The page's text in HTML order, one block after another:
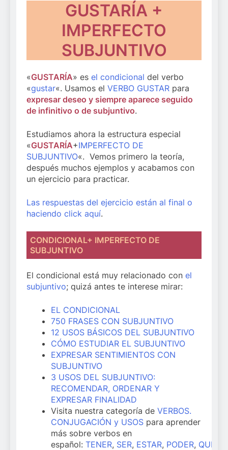
GUSTARÍA +
IMPERFECTO
SUBJUNTIVO
«GUSTARÍA» es el condicional del verbo
«gustar«. Usamos el VERBO GUSTAR para
expresar deseo y siempre aparece seguido
de infinitivo o de subjuntivo.
Estudiamos ahora la estructura especial
«GUSTARÍA+IMPERFECTO DE
SUBJUNTIVO«. Vemos primero la teoría,
después muchos ejemplos y acabamos con
un ejercicio para practicar.
Las respuestas del ejercicio están al final o
haciendo click aquí.
CONDICIONAL+ IMPERFECTO DE
SUBJUNTIVO
El condicional está muy relacionado con el
subjuntivo; quizá antes te interese mirar:
EL CONDICIONAL
750 FRASES CON SUBJUNTIVO
12 USOS BÁSICOS DEL SUBJUNTIVO
CÓMO ESTUDIAR EL SUBJUNTIVO
EXPRESAR SENTIMIENTOS CON
SUBJUNTIVO
3 USOS DEL SUBJUNTIVO:
RECOMENDAR, ORDENAR Y
EXPRESAR FINALIDAD
Visita nuestra categoría de VERBOS.
CONJUGACIÓN y USOS para aprender
más sobre verbos en
español: TENER, SER, ESTAR, PODER,